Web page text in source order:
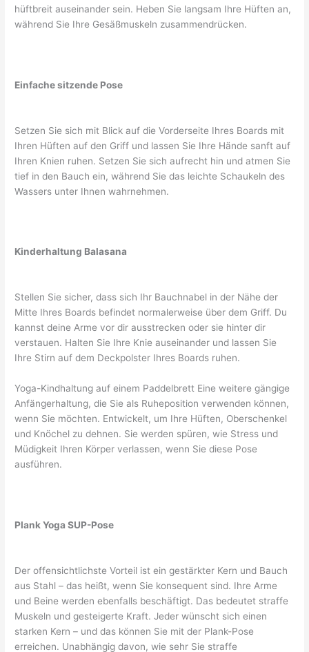
hüftbreit auseinander sein. Heben Sie langsam Ihre Hüften an,
während Sie Ihre Gesäßmuskeln zusammendrücken.
Einfache sitzende Pose
Setzen Sie sich mit Blick auf die Vorderseite Ihres Boards mit
Ihren Hüften auf den Griff und lassen Sie Ihre Hände sanft auf
Ihren Knien ruhen. Setzen Sie sich aufrecht hin und atmen Sie
tief in den Bauch ein, während Sie das leichte Schaukeln des
Wassers unter Ihnen wahrnehmen.
Kinderhaltung Balasana
Stellen Sie sicher, dass sich Ihr Bauchnabel in der Nähe der
Mitte Ihres Boards befindet normalerweise über dem Griff. Du
kannst deine Arme vor dir ausstrecken oder sie hinter dir
verstauen. Halten Sie Ihre Knie auseinander und lassen Sie
Ihre Stirn auf dem Deckpolster Ihres Boards ruhen.
Yoga-Kindhaltung auf einem Paddelbrett Eine weitere gängige
Anfängerhaltung, die Sie als Ruheposition verwenden können,
wenn Sie möchten. Entwickelt, um Ihre Hüften, Oberschenkel
und Knöchel zu dehnen. Sie werden spüren, wie Stress und
Müdigkeit Ihren Körper verlassen, wenn Sie diese Pose
ausführen.
Plank Yoga SUP-Pose
Der offensichtlichste Vorteil ist ein gestärkter Kern und Bauch
aus Stahl – das heißt, wenn Sie konsequent sind. Ihre Arme
und Beine werden ebenfalls beschäftigt. Das bedeutet straffe
Muskeln und gesteigerte Kraft. Jeder wünscht sich einen
starken Kern – und das können Sie mit der Plank-Pose
erreichen. Unabhängig davon, wie sehr Sie straffe